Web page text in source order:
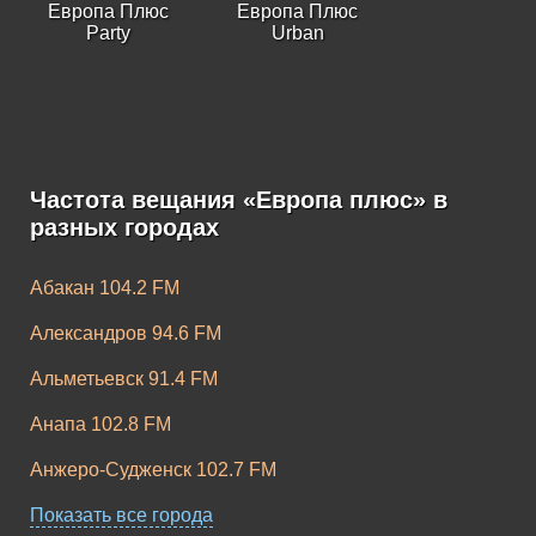
Европа Плюс
Party
Европа Плюс
Urban
Европа Плюс K-
Pop
Частота вещания «Европа плюс» в
разных городах
Абакан 104.2 FM
Александров 94.6 FM
Альметьевск 91.4 FM
Анапа 102.8 FM
Анжеро-Судженск 102.7 FM
Апатиты 104.2 FM
Показать все города